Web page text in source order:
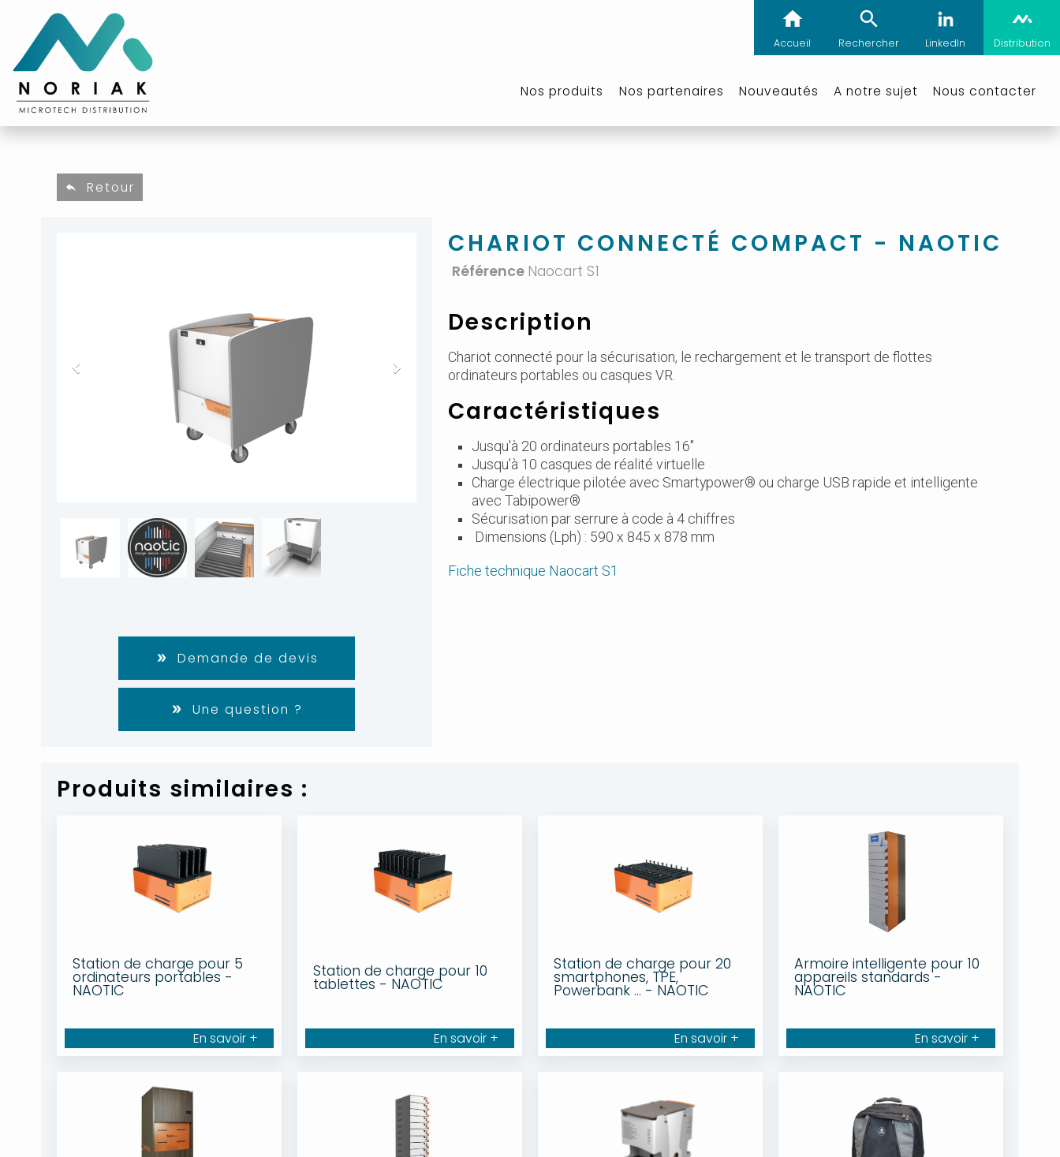
Accueil Rechercher LinkedIn Distribution
Nos produits Nos partenaires Nouveautés A notre sujet Nous contacter
Retour
Demande de devis
Une question ?
CHARIOT CONNECTÉ COMPACT - NAOTIC
Référence Naocart S1
Description
Chariot connecté pour la sécurisation, le rechargement et le transport de flottes
ordinateurs portables ou casques VR.
Caractéristiques
Jusqu'à 20 ordinateurs portables 16"
Jusqu'à 10 casques de réalité virtuelle
Charge électrique pilotée avec Smartypower® ou charge USB rapide et intelligente
avec Tabipower®
Sécurisation par serrure à code à 4 chiffres
Dimensions (Lph) : 590 x 845 x 878 mm
Fiche technique Naocart S1
Produits similaires :
Station de charge pour 5
ordinateurs portables -
NAOTIC
En savoir +
Station de charge pour 10
tablettes - NAOTIC
En savoir +
Station de charge pour 20
smartphones, TPE,
Powerbank ... - NAOTIC
En savoir +
Armoire intelligente pour 10
appareils standards -
NAOTIC
En savoir +